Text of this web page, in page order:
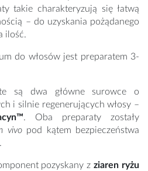
takie charakteryzują się łatwą
– do uzyskania pożądanego
ilość.
do włosów jest preparatem 3-
są dwa główne surowce o
i silnie regenerujących włosy –
. Oba preparaty zostały
vivo pod kątem bezpieczeństwa
pozyskany zziaren ryżu